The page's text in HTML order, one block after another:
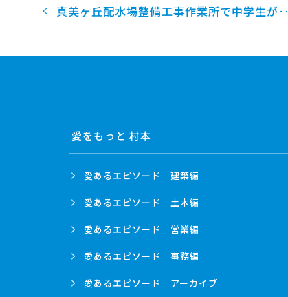
2009
2006
真美ヶ丘配水場整備工事作業所で中学生が‥
愛をもっと 村本
愛あるエピソード 建築編
愛あるエピソード 土木編
愛あるエピソード 営業編
愛あるエピソード 事務編
愛あるエピソード アーカイブ